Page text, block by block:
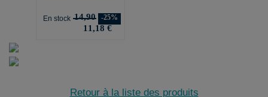
En stock 14,90 -25%
11,18 €
Retour à la liste des produits